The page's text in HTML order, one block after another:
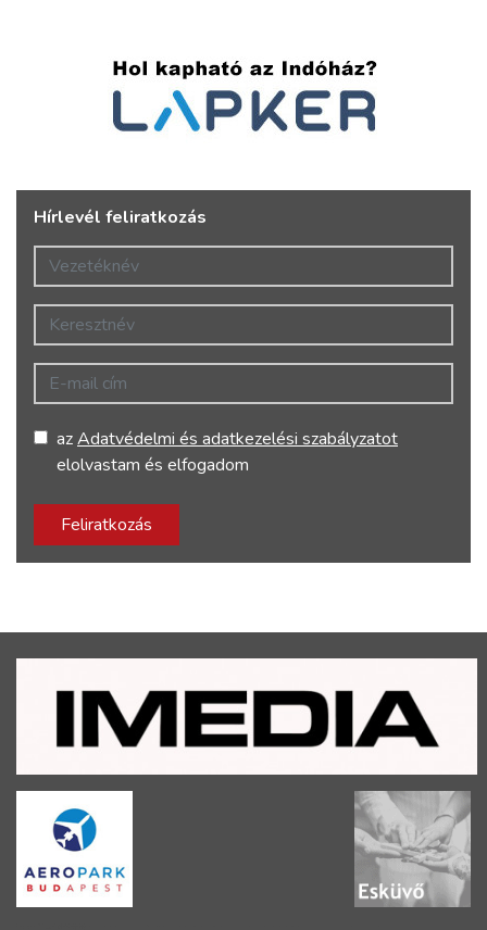
Hírlevél feliratkozás
Vezetéknév
Keresztnév
E-mail cím
azAdatvédelmi és adatkezelési szabályzatot
elolvastam és elfogadom
Feliratkozás